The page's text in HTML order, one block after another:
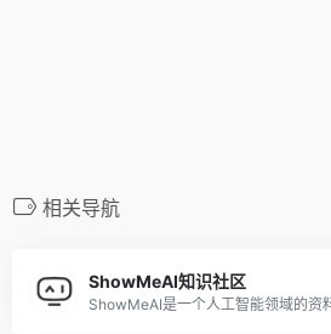
相关导航
ShowMeAI知识社区